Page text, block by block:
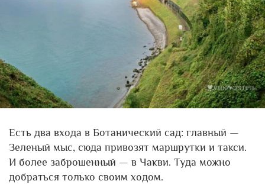
Есть два входа в Ботанический сад: главный —
Зеленый мыс, сюда привозят маршрутки и такси.
И более заброшенный — в Чакви. Туда можно
добраться только своим ходом.